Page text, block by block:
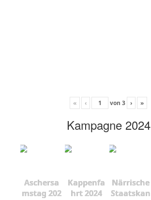
« ‹ von 3 › »
Kampagne 2024
Aschersa
mstag 202
Kappenfa
hrt 2024
Närrische
Staatskan